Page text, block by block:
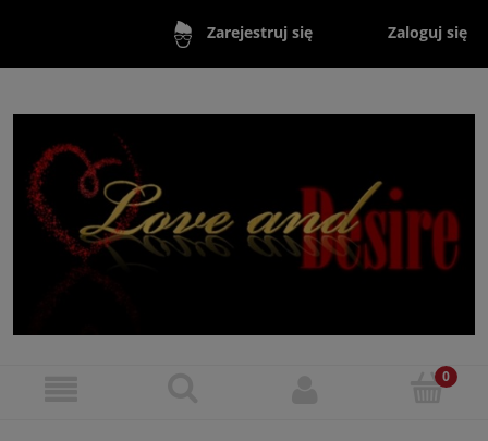
Zarejestruj się Zaloguj się